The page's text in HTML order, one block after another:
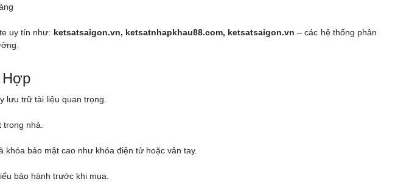
uy tín như: ketsatsaigon.vn, ketsatnhapkhau88.com, ketsatsaigon.vn – các hệ thống phân
Hợp
lưu trữ tài liệu quan trọng.
nhà.
bảo mật cao như khóa điện tử hoặc vân tay.
bảo hành trước khi mua.